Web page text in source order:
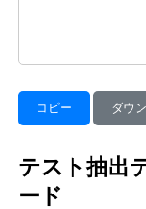
コピー ダウ
テスト抽出
ード